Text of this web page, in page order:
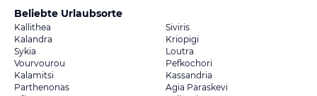
Beliebte Urlaubsorte
Kallithea
Siviris
Kalandra
Kriopigi
Sykia
Loutra
Vourvourou
Pefkochori
Kalamitsi
Kassandria
Parthenonas
Agia Paraskevi